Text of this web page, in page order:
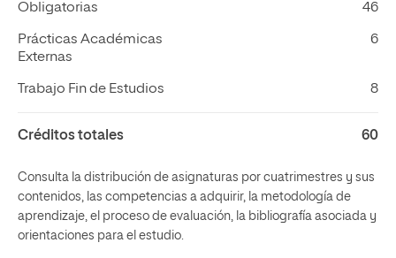
Obligatorias 46
Prácticas Académicas
Externas
6
Trabajo Fin de Estudios 8
Créditos totales 60
Consulta la distribución de asignaturas por cuatrimestres y sus
contenidos, las competencias a adquirir, la metodología de
aprendizaje, el proceso de evaluación, la bibliografía asociada y
orientaciones para el estudio.